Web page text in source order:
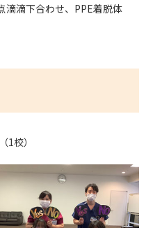
滴滴下合わせ、PPE着脱体
校）